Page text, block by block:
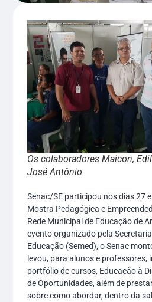
Os colaboradores Maicon,
José Antônio
Senac/SE participou nos dias 27
Mostra Pedagógica e
Rede Municipal de Educação de
evento organizado pela
Educação (Semed), o Senac
levou, para alunos e professores,
portfólio de cursos, Educação à
de Oportunidades, além de
sobre como abordar, dentro da